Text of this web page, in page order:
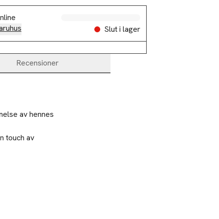
Slut i lager
Recensioner
av hennes
touch av